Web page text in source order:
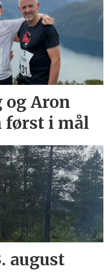
og Aron
først i mål
august